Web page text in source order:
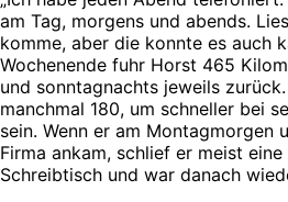
am Tag, morgens und abends.
komme, aber die konnte es auch
Wochenende fuhr Horst 465
und sonntagnachts jeweils
manchmal 180, um schneller bei
sein. Wenn er am Montagmorgen
Firma ankam, schlief er meist
Schreibtisch und war danach